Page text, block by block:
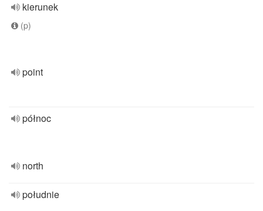
kierunek
(p)
point
północ
north
południe